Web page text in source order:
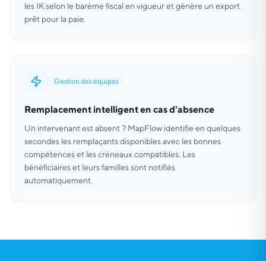
les IK selon le barème fiscal en vigueur et génère un export
prêt pour la paie.
Gestion des équipes
Remplacement intelligent en cas d'absence
Un intervenant est absent ? MapFlow identifie en quelques
secondes les remplaçants disponibles avec les bonnes
compétences et les créneaux compatibles. Les
bénéficiaires et leurs familles sont notifiés
automatiquement.